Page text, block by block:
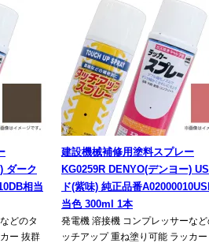
ダーク
相当
どのタ
ー 抜群
建設機械補修用塗料スプレー
KG0259R DENYO(デンヨー)
ド(紫味) 純正品番
当色 300ml 1本
発電機 溶接機 コンプレッサーな
ッチアップ 重ね塗り可能 ラッカ